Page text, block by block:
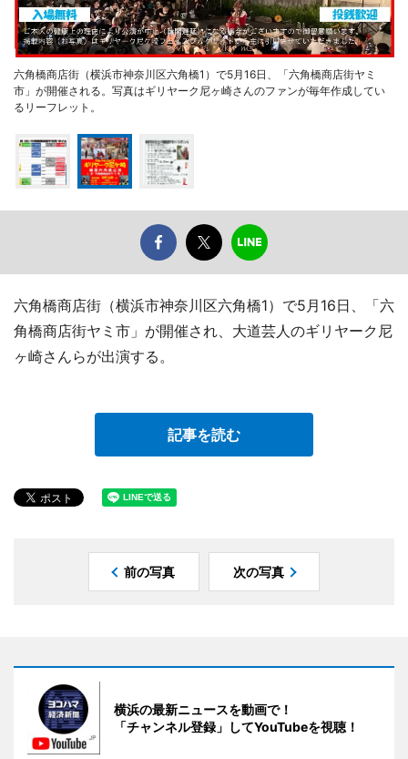
六角橋商店街（横浜市神奈川区六角橋1）で5月16日、「六角橋商店街ヤミ
市」が開催される。写真はギリヤーク尼ヶ崎さんのファンが毎年作成してい
るリーフレット。
六角橋商店街（横浜市神奈川区六角橋1）で5月16日、「六
角橋商店街ヤミ市」が開催され、大道芸人のギリヤーク尼
ヶ崎さんらが出演する。
記事を読む
前の写真 次の写真
横浜の最新ニュースを動画で！
「チャンネル登録」してYouTubeを視聴！